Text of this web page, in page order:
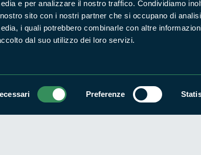
e per analizzare il nostro traffico. Condividiamo
sito con i nostri partner che si occupano di
i quali potrebbero combinarle con altre
dal suo utilizzo dei loro servizi.
Preferenze